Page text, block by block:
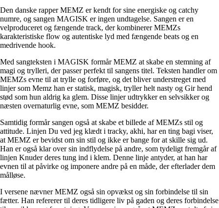
Den danske rapper MEMZ er kendt for sine energiske og catchy
numre, og sangen MAGISK er ingen undtagelse. Sangen er en
velproduceret og fængende track, der kombinerer MEMZs
karakteristiske flow og autentiske lyd med fængende beats og en
medrivende hook.
Med sangteksten i MAGISK formår MEMZ at skabe en stemning af
magi og trylleri, der passer perfekt til sangens titel. Teksten handler om
MEMZs evne til at trylle og forføre, og det bliver understreget med
linjer som Memz han er statisk, magisk, tryller helt nasty og Gir hend
stød som hun aldrig ka glem. Disse linjer udtrykker en selvsikker og
næsten overnaturlig evne, som MEMZ besidder.
Samtidig formår sangen også at skabe et billede af MEMZs stil og
attitude. Linjen Du ved jeg klædt i tracky, akhi, har en ting bagi viser,
at MEMZ er bevidst om sin stil og ikke er bange for at skille sig ud.
Han er også klar over sin indflydelse på andre, som tydeligt fremgår af
linjen Knuder deres tung ind i klem. Denne linje antyder, at han har
evnen til at påvirke og imponere andre på en måde, der efterlader dem
målløse.
I versene nævner MEMZ også sin opvækst og sin forbindelse til sin
fætter. Han refererer til deres tidligere liv på gaden og deres forbindelse